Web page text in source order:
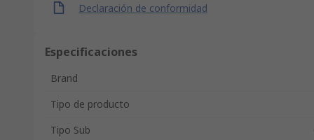
Declaración de conformidad
Especificaciones
Brand
Tipo de producto
Tipo Sub